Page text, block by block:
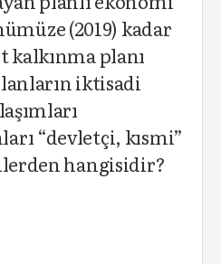
(2019) kadar
kalkınma planı
iktisadi
“devletçi, kısmi”
hangisidir?